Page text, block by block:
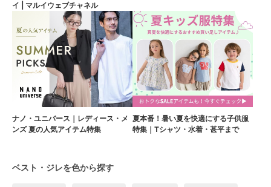
イ | マルイウェブチャネル
ナノ・ユニバース｜レディース・メ
ンズ 夏の人気アイテム特集
夏本番！暑い夏を快適にする子供服
特集｜Tシャツ・水着・甚平まで
ベスト・ジレを色から探す